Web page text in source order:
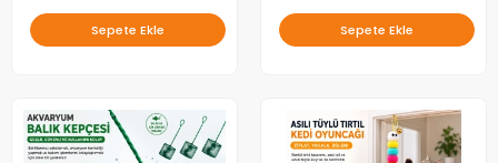
Sepete Ekle Sepete Ekle